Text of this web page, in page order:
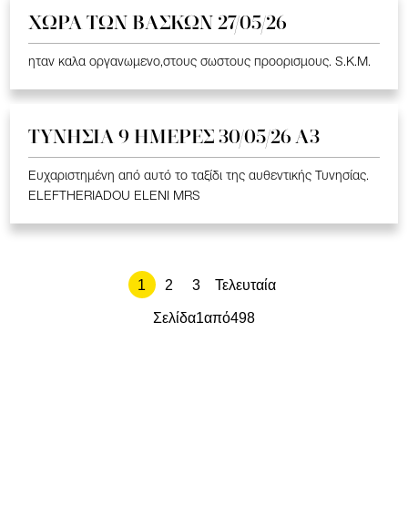
ΧΩΡΑ ΤΩΝ ΒΑΣΚΩΝ 27/05/26
ηταν καλα οργανωμενο,στους σωστους προορισμους. S.K.M.
ΤΥΝΗΣΙΑ 9 ΗΜΕΡΕΣ 30/05/26 Α3
Ευχαριστημένη από αυτό το ταξίδι της αυθεντικής Τυνησίας.
ELEFTHERIADOU ELENI MRS
1 2 3 Τελευταία
Σελίδα1από498